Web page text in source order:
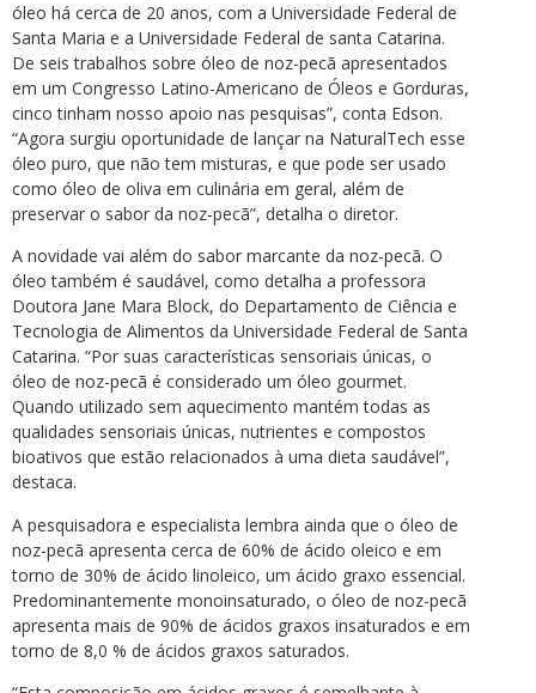
óleo há cerca de 20 anos, com a Universidade Federal de
Santa Maria e a Universidade Federal de santa Catarina.
De seis trabalhos sobre óleo de noz-pecã apresentados
em um Congresso Latino-Americano de Óleos e Gorduras,
cinco tinham nosso apoio nas pesquisas”, conta Edson.
“Agora surgiu oportunidade de lançar na NaturalTech esse
óleo puro, que não tem misturas, e que pode ser usado
como óleo de oliva em culinária em geral, além de
preservar o sabor da noz-pecã”, detalha o diretor.
A novidade vai além do sabor marcante da noz-pecã. O
óleo também é saudável, como detalha a professora
Doutora Jane Mara Block, do Departamento de Ciência e
Tecnologia de Alimentos da Universidade Federal de Santa
Catarina. “Por suas características sensoriais únicas, o
óleo de noz-pecã é considerado um óleo gourmet.
Quando utilizado sem aquecimento mantém todas as
qualidades sensoriais únicas, nutrientes e compostos
bioativos que estão relacionados à uma dieta saudável”,
destaca.
A pesquisadora e especialista lembra ainda que o óleo de
noz-pecã apresenta cerca de 60% de ácido oleico e em
torno de 30% de ácido linoleico, um ácido graxo essencial.
Predominantemente monoinsaturado, o óleo de noz-pecã
apresenta mais de 90% de ácidos graxos insaturados e em
torno de 8,0 % de ácidos graxos saturados.